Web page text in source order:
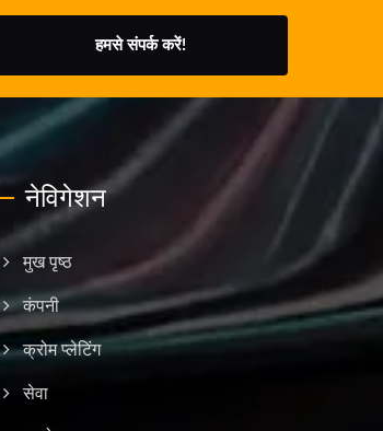
हमसे संपर्क करें!
नेविगेशन
मुख पृष्ठ
कंपनी
क्रोम प्लेटिंग
सेवा